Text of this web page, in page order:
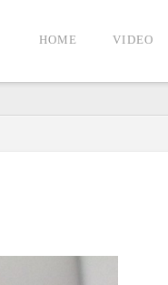
HOME VIDEO